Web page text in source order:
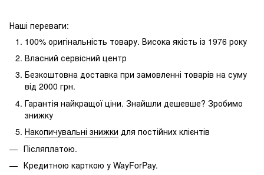
Наші переваги:
100% оригінальність товару. Висока якість із 1976 року
Власний сервісний центр
Безкоштовна доставка при замовленні товарів на суму
від 2000 грн.
Гарантія найкращої ціни. Знайшли дешевше? Зробимо
знижку
Накопичувальні знижки для постійних клієнтів
Післяплатою.
Кредитною карткою у WayForPay.